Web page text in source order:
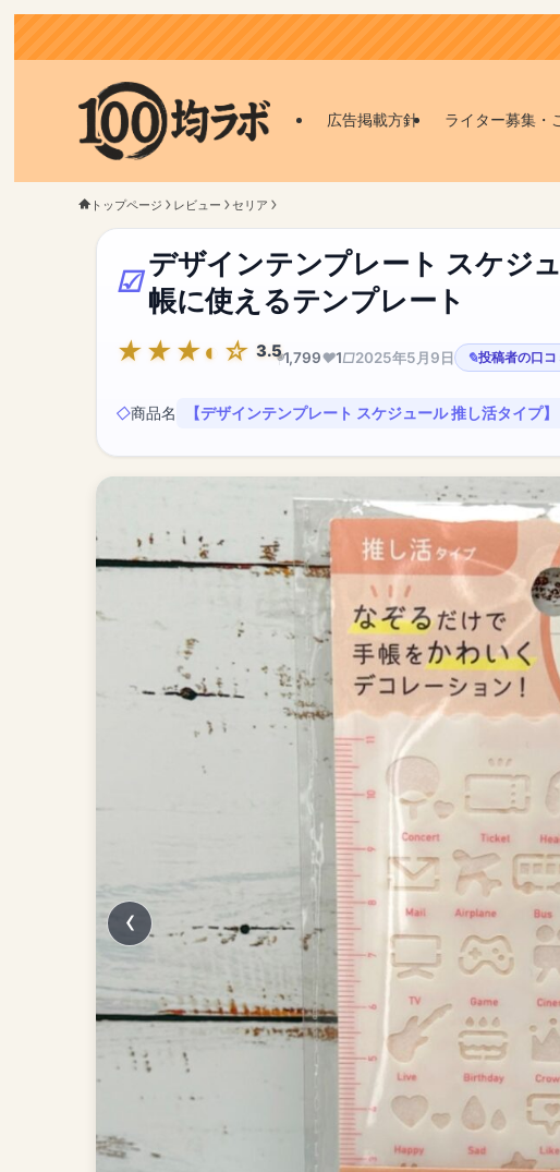
広告掲載方針 ライター募集・
トップページ レビュー セリア
デザインテンプレート スケジ
帳に使えるテンプレート
3.51,799 1 2025年5月9日 投稿者の口
商品名 【デザインテンプレート スケジュール 推し活タイプ】